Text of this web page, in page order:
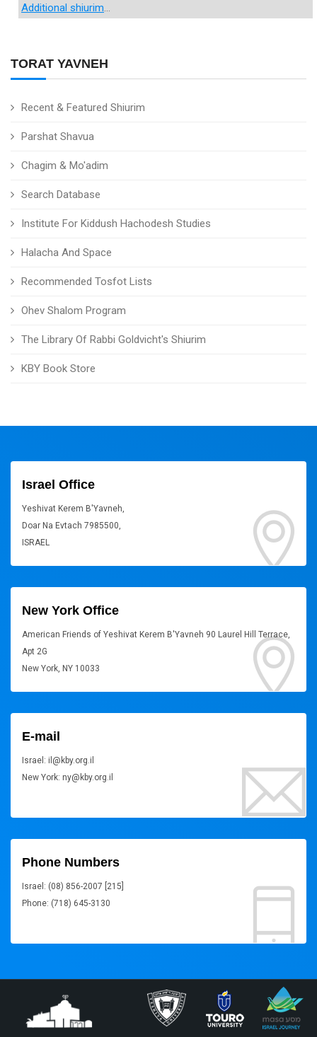
TORAT YAVNEH
Recent & Featured Shiurim
Parshat Shavua
Chagim & Mo'adim
Search Database
Institute For Kiddush Hachodesh Studies
Halacha And Space
Recommended Tosfot Lists
Ohev Shalom Program
The Library Of Rabbi Goldvicht's Shiurim
KBY Book Store
Additional shiurim...
Israel Office
Yeshivat Kerem B'Yavneh,
Doar Na Evtach 7985500,
ISRAEL
New York Office
American Friends of Yeshivat Kerem B'Yavneh 90 Laurel Hill Terrace,
Apt 2G
New York, NY 10033
E-mail
Israel: il@kby.org.il
New York: ny@kby.org.il
Phone Numbers
Israel: (08) 856-2007 [215]
Phone: (718) 645-3130